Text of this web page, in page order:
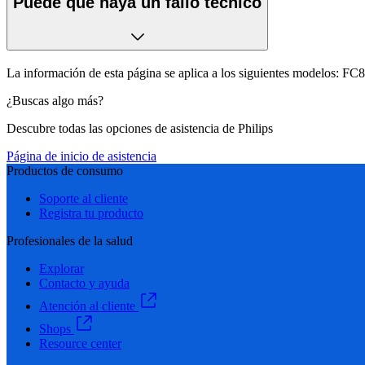
La información de esta página se aplica a los siguientes modelos:
¿Buscas algo más?
Descubre todas las opciones de asistencia de Philips
Página de inicio de asistencia
Productos de consumo
Soporte al cliente
Registra tu producto
Profesionales de la salud
Explorar
Contacto y ayuda
Atención al cliente
Shops
Resource center